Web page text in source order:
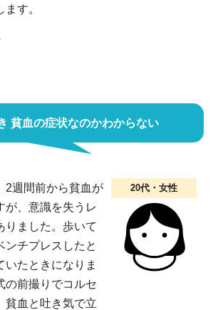
す。
貧血の症状なのかわからない
20代・女性
2週間前から貧血が
が、意識を失うレ
りました。歩いて
ンチプレスしたと
いたときになりま
の前撮りでコルセ
貧血と吐き気で立